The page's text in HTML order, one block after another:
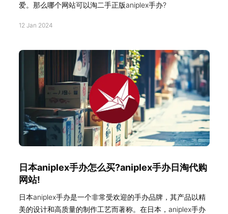
爱。那么哪个网站可以淘二手正版aniplex手办?
12 Jan 2024
日本aniplex手办怎么买?aniplex手办日淘代购
网站!
日本aniplex手办是一个非常受欢迎的手办品牌，其产品以精
美的设计和高质量的制作工艺而著称。在日本，aniplex手办